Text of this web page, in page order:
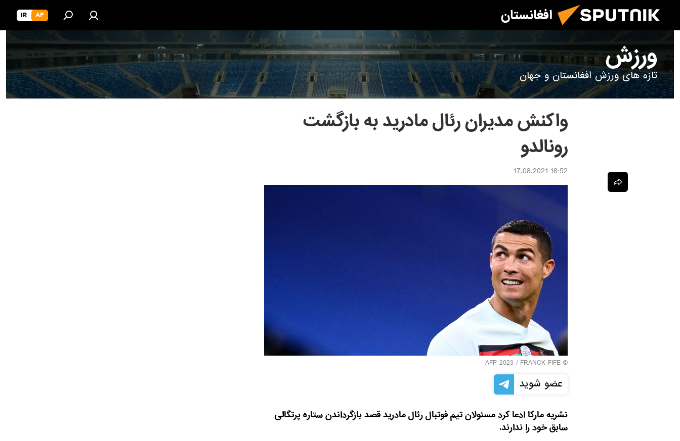
افغانستان AF
IR
ورزش
تازه های ورزش افغانستان و جهان
واکنش مدیران رئال مادرید به بازگشت
رونالدو
16:52 17.08.2021
© AFP 2023 / FRANCK FIFE
عضو شوید
نشریه مارکا ادعا کرد مسئولان تیم فوتبال رئال مادرید قصد بازگرداندن ستاره پرتگالی
سابق خود را ندارند.